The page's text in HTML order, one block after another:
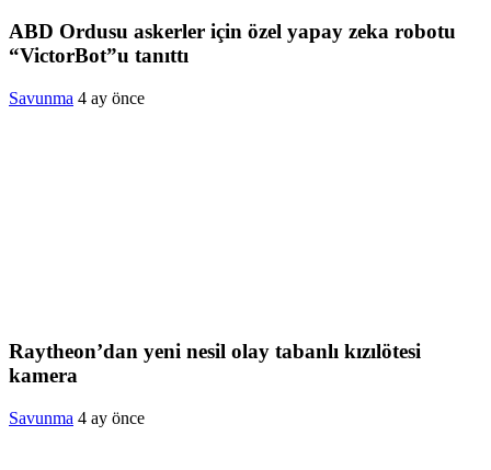
ABD Ordusu askerler için özel yapay zeka robotu
“VictorBot”u tanıttı
Savunma 4 ay önce
Raytheon’dan yeni nesil olay tabanlı kızılötesi
kamera
Savunma 4 ay önce